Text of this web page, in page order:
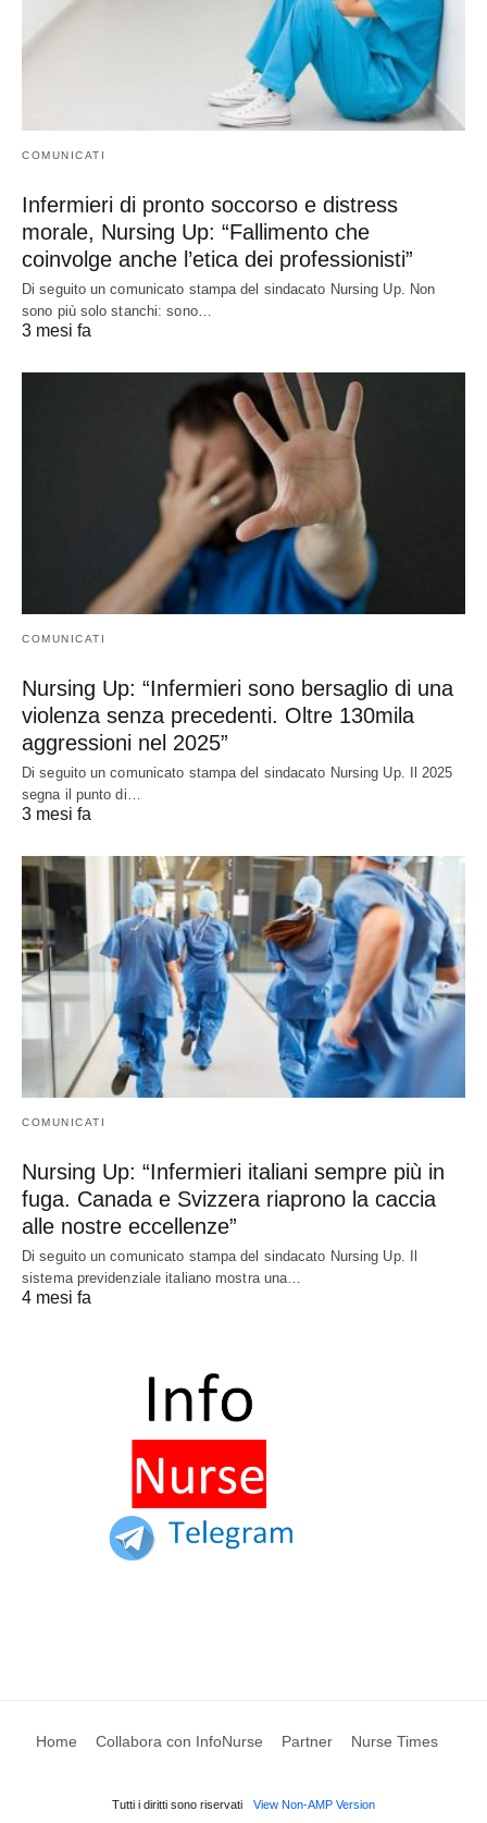
COMUNICATI
Infermieri di pronto soccorso e distress
morale, Nursing Up: “Fallimento che
coinvolge anche l’etica dei professionisti”
Di seguito un comunicato stampa del sindacato Nursing Up. Non
sono più solo stanchi: sono…
3 mesi fa
COMUNICATI
Nursing Up: “Infermieri sono bersaglio di una
violenza senza precedenti. Oltre 130mila
aggressioni nel 2025”
Di seguito un comunicato stampa del sindacato Nursing Up. Il 2025
segna il punto di…
3 mesi fa
COMUNICATI
Nursing Up: “Infermieri italiani sempre più in
fuga. Canada e Svizzera riaprono la caccia
alle nostre eccellenze”
Di seguito un comunicato stampa del sindacato Nursing Up. Il
sistema previdenziale italiano mostra una…
4 mesi fa
Home Collabora con InfoNurse Partner Nurse Times
Tutti i diritti sono riservati View Non-AMP Version